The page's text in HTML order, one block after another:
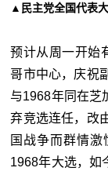
▲民主党全国代表
预计从周一开始
哥市中心，庆祝
与1968年同在芝
弃竞选连任，改
国战争而群情
1968年大选，如